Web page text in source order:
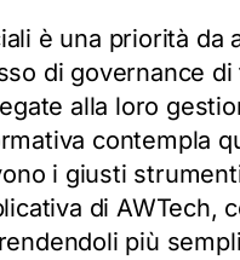
è una priorità da
di governance
alla loro
contempla
i giusti
di AWTech,
più